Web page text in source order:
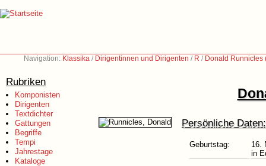
Navigation: Klassika / Dirigentinnen und Dirigenten / R / Donald Runnicles
Rubriken
Komponisten
Dirigenten
Textdichter
Gattungen
Begriffe
Tempi
Jahrestage
Kataloge
Persönliche Daten:
Geburtstag:
16.
in